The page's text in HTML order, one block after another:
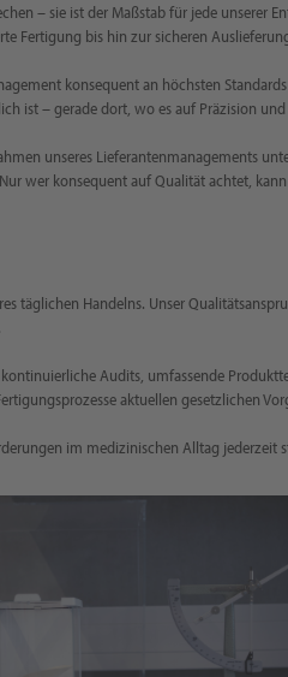
– sie ist der Maßstab für jede unserer
Fertigung bis hin zur sicheren
konsequent an höchsten
ist – gerade dort, wo es auf Präzision
unseres Lieferantenmanagements
wer konsequent auf Qualität achtet,
täglichen Handelns. Unser
Audits, umfassende
aktuellen gesetzlichen
im medizinischen Alltag jederzeit